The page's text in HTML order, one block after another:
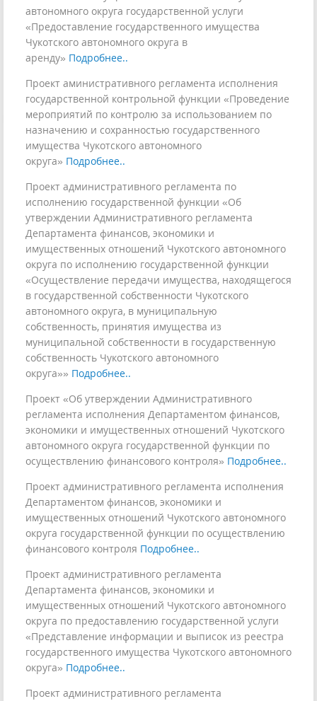
автономного округа государственной услуги
«Предоставление государственного имущества
Чукотского автономного округа в
аренду» Подробнее..
Проект аминистративного регламента исполнения
государственной контрольной функции «Проведение
мероприятий по контролю за использованием по
назначению и сохранностью государственного
имущества Чукотского автономного
округа» Подробнее..
Проект административного регламента по
исполнению государственной функции «Об
утверждении Административного регламента
Департамента финансов, экономики и
имущественных отношений Чукотского автономного
округа по исполнению государственной функции
«Осуществление передачи имущества, находящегося
в государственной собственности Чукотского
автономного округа, в муниципальную
собственность, принятия имущества из
муниципальной собственности в государственную
собственность Чукотского автономного
округа»» Подробнее..
Проект «Об утверждении Административного
регламента исполнения Департаментом финансов,
экономики и имущественных отношений Чукотского
автономного округа государственной функции по
осуществлению финансового контроля» Подробнее..
Проект административного регламента исполнения
Департаментом финансов, экономики и
имущественных отношений Чукотского автономного
округа государственной функции по осуществлению
финансового контроля Подробнее..
Проект административного регламента
Департамента финансов, экономики и
имущественных отношений Чукотского автономного
округа по предоставлению государственной услуги
«Представление информации и выписок из реестра
государственного имущества Чукотского автономного
округа» Подробнее..
Проект административного регламента